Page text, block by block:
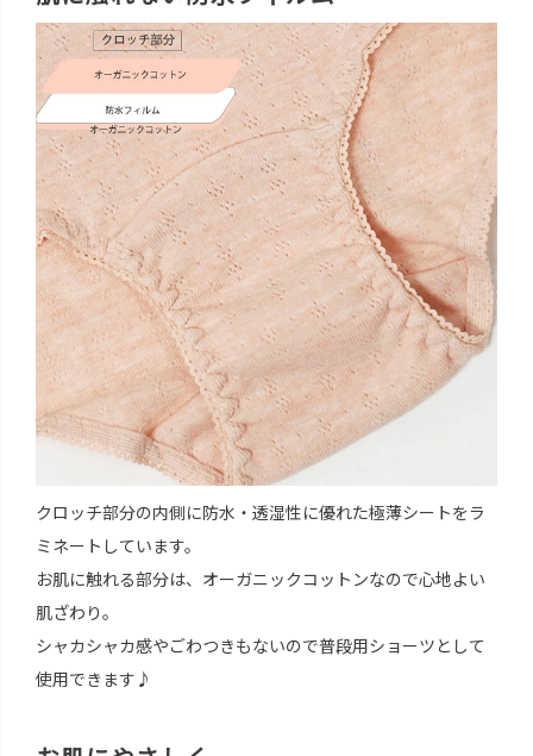
クロッチ部分の内側に防水・透湿性に優れた極薄シートをラ
ミネートしています。
お肌に触れる部分は、オーガニックコットンなので心地よい
肌ざわり。
シャカシャカ感やごわつきもないので普段用ショーツとして
使用できます♪